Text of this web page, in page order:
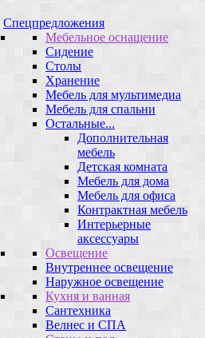
Спецпредложения
Мебельное оснащение
Сидение
Столы
Хранение
Мебель для мультимедиа
Мебель для спальни
Остальные...
Дополнительная
мебель
Детская комната
Мебель для дома
Мебель для офиса
Контрактная мебель
Интерьерные
аксессуары
Освещение
Внутреннее освещение
Наружное освещение
Кухня и ванная
Сантехника
Велнес и СПА